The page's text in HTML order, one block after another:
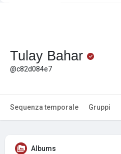
Tulay Bahar
@c82d084e7
Sequenza temporale Gruppi
Albums